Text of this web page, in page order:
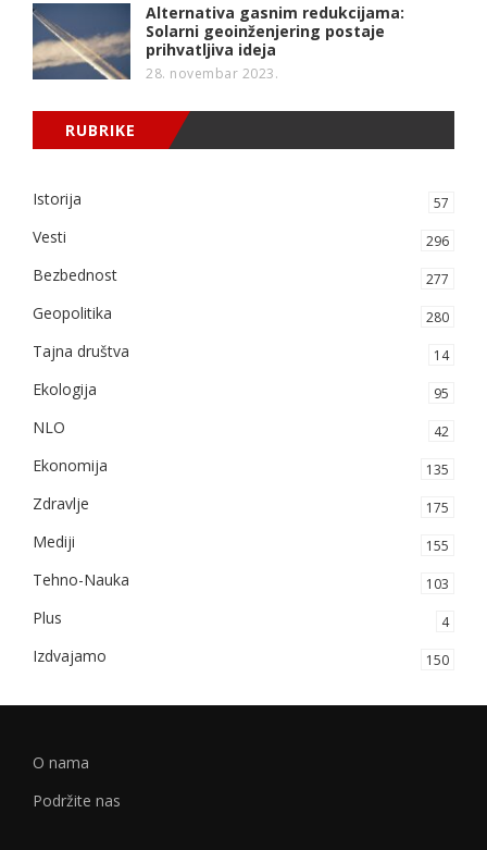
Alternativa gasnim redukcijama:
Solarni geoinženjering postaje
prihvatljiva ideja
28. novembar 2023.
RUBRIKE
Istorija 57
Vesti 296
Bezbednost 277
Geopolitika 280
Tajna društva 14
Ekologija 95
NLO 42
Ekonomija 135
Zdravlje 175
Mediji 155
Tehno-Nauka 103
Plus 4
Izdvajamo 150
O nama
Podržite nas